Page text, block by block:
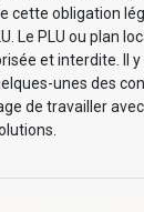
cette obligation
Le PLU ou plan
et interdite. Il
unes des
de travailler